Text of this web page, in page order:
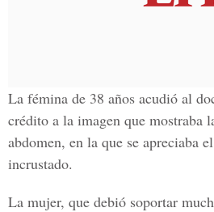
La fémina de 38 años acudió al
crédito a la imagen que mostraba
abdomen, en la que se apreciaba
incrustado.
La mujer, que debió soportar